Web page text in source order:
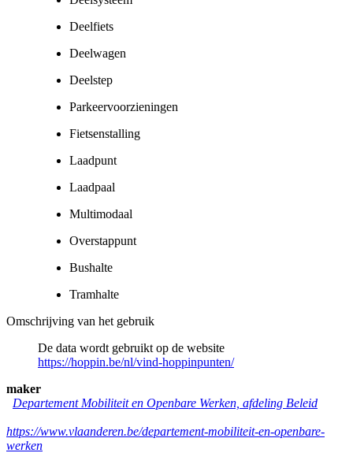
Deelfiets
Deelwagen
Deelstep
Parkeervoorzieningen
Fietsenstalling
Laadpunt
Laadpaal
Multimodaal
Overstappunt
Bushalte
Tramhalte
Omschrijving van het gebruik
De data wordt gebruikt op de website
https://hoppin.be/nl/vind-hoppinpunten/
maker
Departement Mobiliteit en Openbare Werken, afdeling Beleid
https://www.vlaanderen.be/departement-mobiliteit-en-openbare-
werken